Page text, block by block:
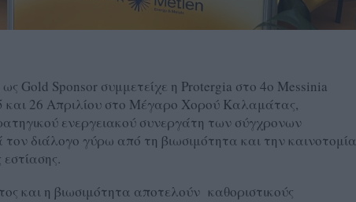
Gold Sponsor συμμετείχε η Protergia στο 4ο Messinia
και 26 Απριλίου στο Μέγαρο Χορού Καλαμάτας,
ενεργειακού συνεργάτη των σύγχρονων
τον διάλογο γύρω από τη βιωσιμότητα και την καινοτομία
και η βιωσιμότητα αποτελούν καθοριστικούς